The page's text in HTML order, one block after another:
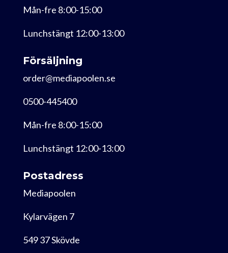
Mån-fre 8:00-15:00
Lunchstängt 12:00-13:00
Försäljning
order@mediapoolen.se
0500-445400
Mån-fre 8:00-15:00
Lunchstängt 12:00-13:00
Postadress
Mediapoolen
Kylarvägen 7
549 37 Skövde